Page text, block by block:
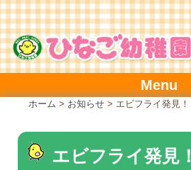
Skip
to
content
Menu
ホーム > お知らせ > エビフライ発見！
エビフライ発見！